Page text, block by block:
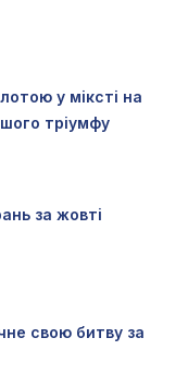
у міксті на
тріумфу
за жовті
свою битву за